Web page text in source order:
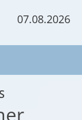
07.08.2026